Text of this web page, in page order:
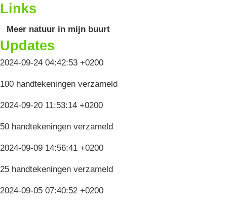
Links
Meer natuur in mijn buurt
Updates
2024-09-24 04:42:53 +0200
100 handtekeningen verzameld
2024-09-20 11:53:14 +0200
50 handtekeningen verzameld
2024-09-09 14:56:41 +0200
25 handtekeningen verzameld
2024-09-05 07:40:52 +0200